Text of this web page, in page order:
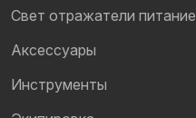
Свет отражатели питание
Аксессуары
Инструменты